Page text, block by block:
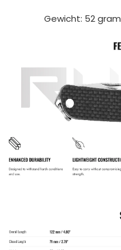
Gewicht: 52 gram